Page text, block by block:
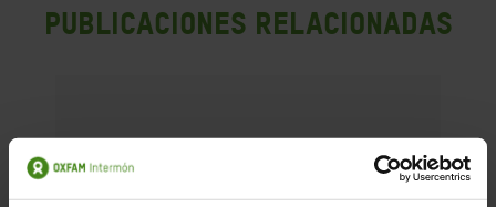
PUBLICACIONES RELACIONADAS